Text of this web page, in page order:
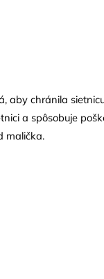
aby chránila
a spôsobuje
malička.